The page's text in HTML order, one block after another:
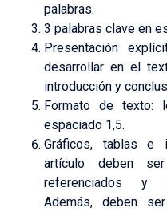
palabras.
3 palabras clave en
Presentación
desarrollar en el
introducción y
Formato de texto:
espaciado 1,5.
Gráficos, tablas e
artículo deben
referenciados y
Además, deben